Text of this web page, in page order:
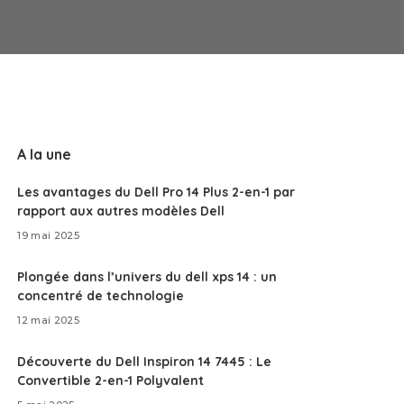
A la une
Les avantages du Dell Pro 14 Plus 2-en-1 par
rapport aux autres modèles Dell
19 mai 2025
Plongée dans l’univers du dell xps 14 : un
concentré de technologie
12 mai 2025
Découverte du Dell Inspiron 14 7445 : Le
Convertible 2-en-1 Polyvalent